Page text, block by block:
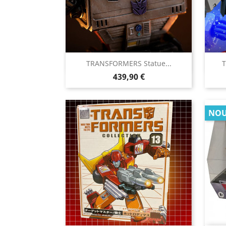
TRANSFORMERS Statue...
Prix
439,90 €
Aperçu rapide